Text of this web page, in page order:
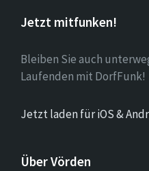
Jetzt mitfunken!
Bleiben Sie auch
Laufenden mit DorfFunk!
Jetzt laden für iOS &
Über Vörden